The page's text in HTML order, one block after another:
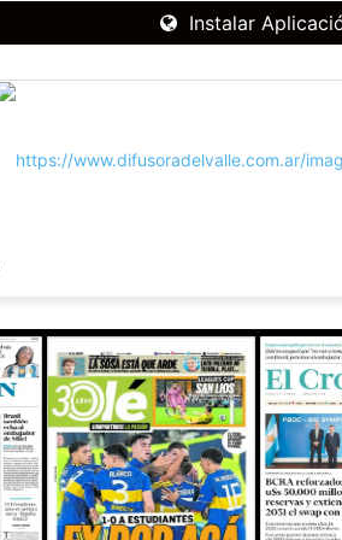
Instalar
DIFUSORA